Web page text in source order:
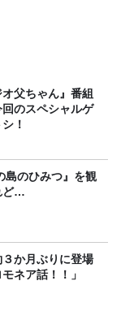
オ父ちゃん』番組
のスペシャルゲ
！
島のひみつ』を観
ど…
ネア話！！」